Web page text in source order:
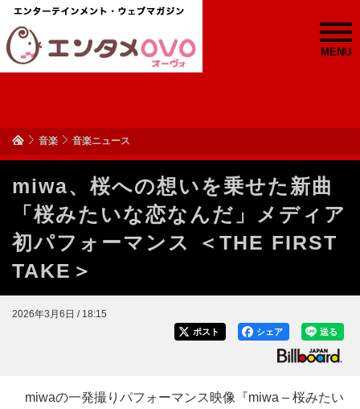
MENU
音楽 音楽ニュース
miwa、桜への想いを乗せた新曲
「桜みたいな恋なんだ」メディア
初パフォーマンス ＜THE FIRST
TAKE＞
2026年3月6日 / 18:15
送る
シェア
ポスト
miwaの一発撮りパフォーマンス映像『miwa – 桜みたい